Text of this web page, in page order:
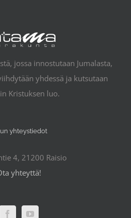
jossa innostutaan Jumalasta,
yhdessä ja kutsutaan
Kristuksen luo.
yhteystiedot
4, 21200 Raisio
yhteyttä!